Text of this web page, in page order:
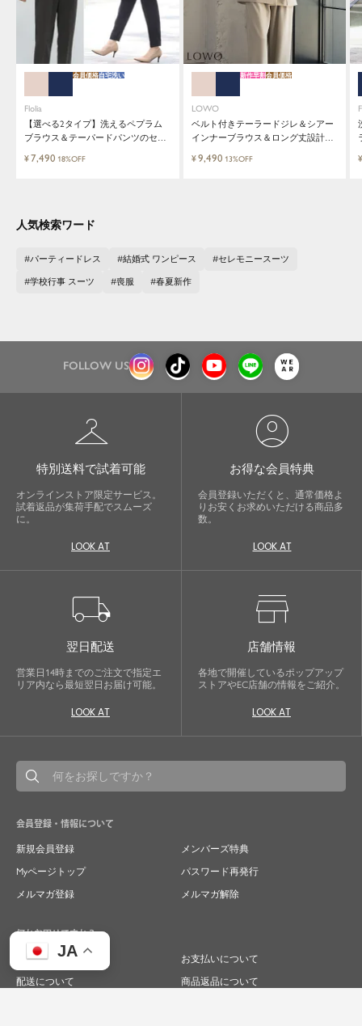
JA
Flolia
【選べる2タイプ】洗えるペプラム
ブラウス＆テーパードパンツのセッ
会員価格自宅洗い
¥7,490 18%OFF
LOWO
ベルト付きテーラードジレ＆シアー
インナーブラウス＆ロング丈設計ワ
新作早割会員価格
¥9,490 13%OFF ¥
人気検索ワード
パーティードレス 結婚式 ワンピース セレモニースーツ
学校行事 スーツ 喪服 春夏新作
FOLLOW US
checkroom
特別送料で試着可能
オンラインストア限定サービス。
試着返品が集荷手配でスムーズ
に。
LOOK AT
account_circle
お得な会員特典
会員登録いただくと、通常価格よ
りお安くお求めいただける商品多
数。
LOOK AT
local_shipping
翌日配送
営業日14時までのご注文で指定エ
リア内なら最短翌日お届け可能。
LOOK AT
store
店舗情報
各地で開催しているポップアップ
ストアやEC店舗の情報をご紹介。
LOOK AT
会員登録・情報について
新規会員登録
メンバーズ特典
Myページトップ
パスワード再発行
メルマガ登録
メルマガ解除
何かお困りですか？
ご注文について
お支払いについて
配送について
商品返品について